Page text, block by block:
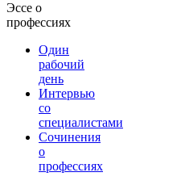
Эссе о
профессиях
Один
рабочий
день
Интервью
со
специалистами
Сочинения
о
профессиях